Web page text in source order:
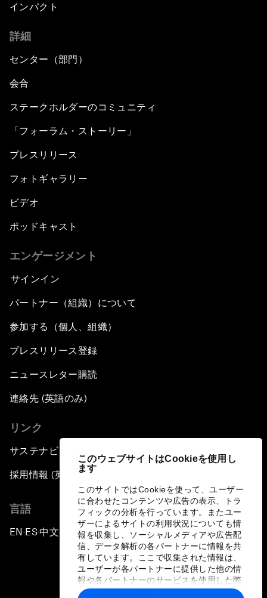
このウェブサイトはCookieを使用し
ます
このサイトではCookieを使って、ユーザー
に合わせたコンテンツや広告の表示、トラ
フィックの分析を行っています。またユー
ザーによるサイトの利用状況についても情
報を収集し、ソーシャルメディアや広告配
信、データ解析の各パートナーに情報を共
有しています。ここで収集された情報は、
ユーザーが各パートナーに提供した他の情
報や各パートナーのサービスを使用した際
に収集された情報と組み合わされ、各パー
インパクト
詳細
センター（部門）
会合
ステークホルダーのコミュニティ
「フォーラム・ストーリー」
プレスリリース
フォトギャラリー
ビデオ
ポッドキャスト
エンゲージメント
サインイン
パートナー（組織）について
参加する（個人、組織）
プレスリリース登録
ニュースレター購読
連絡先 (英語のみ)
リンク
サステナビリティへの取り組み
採用情報 (英語のみ)
言語
EN ▪ES▪中文▪ 日本語